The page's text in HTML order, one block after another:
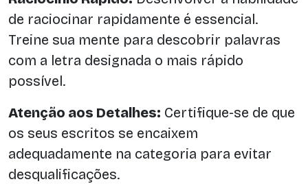
de raciocinar rapidamente é essencial.
Treine sua mente para descobrir palavras
com a letra designada o mais rápido
possível.
Atenção aos Detalhes: Certifique-se de que
os seus escritos se encaixem
adequadamente na categoria para evitar
desqualificações.